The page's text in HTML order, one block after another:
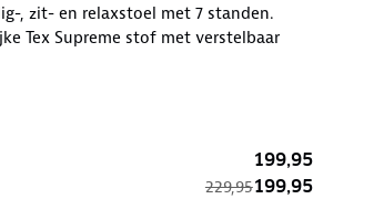
, zit- en relaxstoel met 7 standen.
Tex Supreme stof met verstelbaar
199,95
229,95199,95